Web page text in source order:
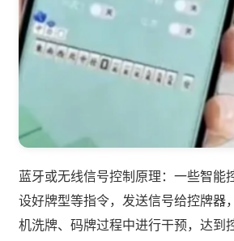
蓝牙或无线信号控制原理：一些智
设好牌型等指令，发送信号给控牌器
机洗牌、码牌过程中进行干预，达到